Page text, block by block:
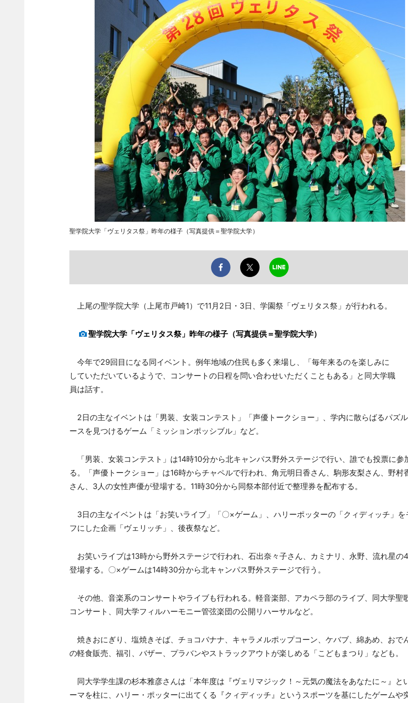
聖学院大学「ヴェリタス祭」昨年の様子（写真提供＝聖学院大学）
上尾の聖学院大学（上尾市戸崎1）で11月2日・3日、学園祭「ヴェリタス祭」が行われる。
聖学院大学「ヴェリタス祭」昨年の様子（写真提供＝聖学院大学）
今年で29回目になる同イベント。例年地域の住民も多く来場し、「毎年来るのを楽しみに
していただいているようで、コンサートの日程を問い合わせいただくこともある」と同大学職
員は話す。
2日の主なイベントは「男装、女装コンテスト」「声優トークショー」、学内に散らばるパズ
ースを見つけるゲーム「ミッションポッシブル」など。
「男装、女装コンテスト」は14時10分から北キャンパス野外ステージで行い、誰でも投票に参
る。「声優トークショー」は16時からチャペルで行われ、角元明日香さん、駒形友梨さん、野村
さん、3人の女性声優が登場する。11時30分から同祭本部付近で整理券を配布する。
3日の主なイベントは「お笑いライブ」「〇×ゲーム」、ハリーポッターの「クィディッチ」を
フにした企画「ヴェリッチ」、後夜祭など。
お笑いライブは13時から野外ステージで行われ、石出奈々子さん、カミナリ、永野、流れ星の
登場する。〇×ゲームは14時30分から北キャンパス野外ステージで行う。
その他、音楽系のコンサートやライブも行われる。軽音楽部、アカペラ部のライブ、同大学聖
コンサート、同大学フィルハーモニー管弦楽団の公開リハーサルなど。
焼きおにぎり、塩焼きそば、チョコバナナ、キャラメルポップコーン、ケバブ、綿あめ、おで
の軽食販売、福引、バザー、プラバンやストラックアウトが楽しめる「こどもまつり」なども。
同大学学生課の杉本雅彦さんは「本年度は『ヴェリマジック！～元気の魔法をあなたに～』と
ーマを柱に、ハリー・ポッターに出てくる『クィディッチ』というスポーツを基にしたゲームや